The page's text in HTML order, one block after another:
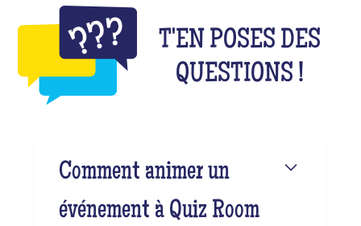
T'EN POSES DES
QUESTIONS !
Comment animer un
événement à Quiz Room